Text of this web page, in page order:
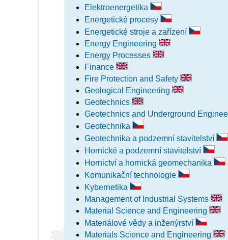
Elektroenergetika
Energetické procesy
Energetické stroje a zařízení
Energy Engineering
Energy Processes
Finance
Fire Protection and Safety
Geological Engineering
Geotechnics
Geotechnics and Underground
Geotechnika
Geotechnika a podzemní stavitelství
Hornické a podzemní stavitelství
Hornictví a hornická geomechanika
Komunikační technologie
Kybernetika
Management of Industrial Systems
Material Science and Engineering
Materiálové vědy a inženýrství
Materials Science and Engineering